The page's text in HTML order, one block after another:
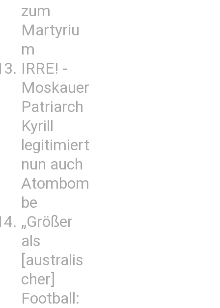
zum
Martyriu
m
IRRE! -
Moskauer
Patriarch
Kyrill
legitimiert
nun auch
Atombom
be
„Größer
als
[australis
cher]
Football: